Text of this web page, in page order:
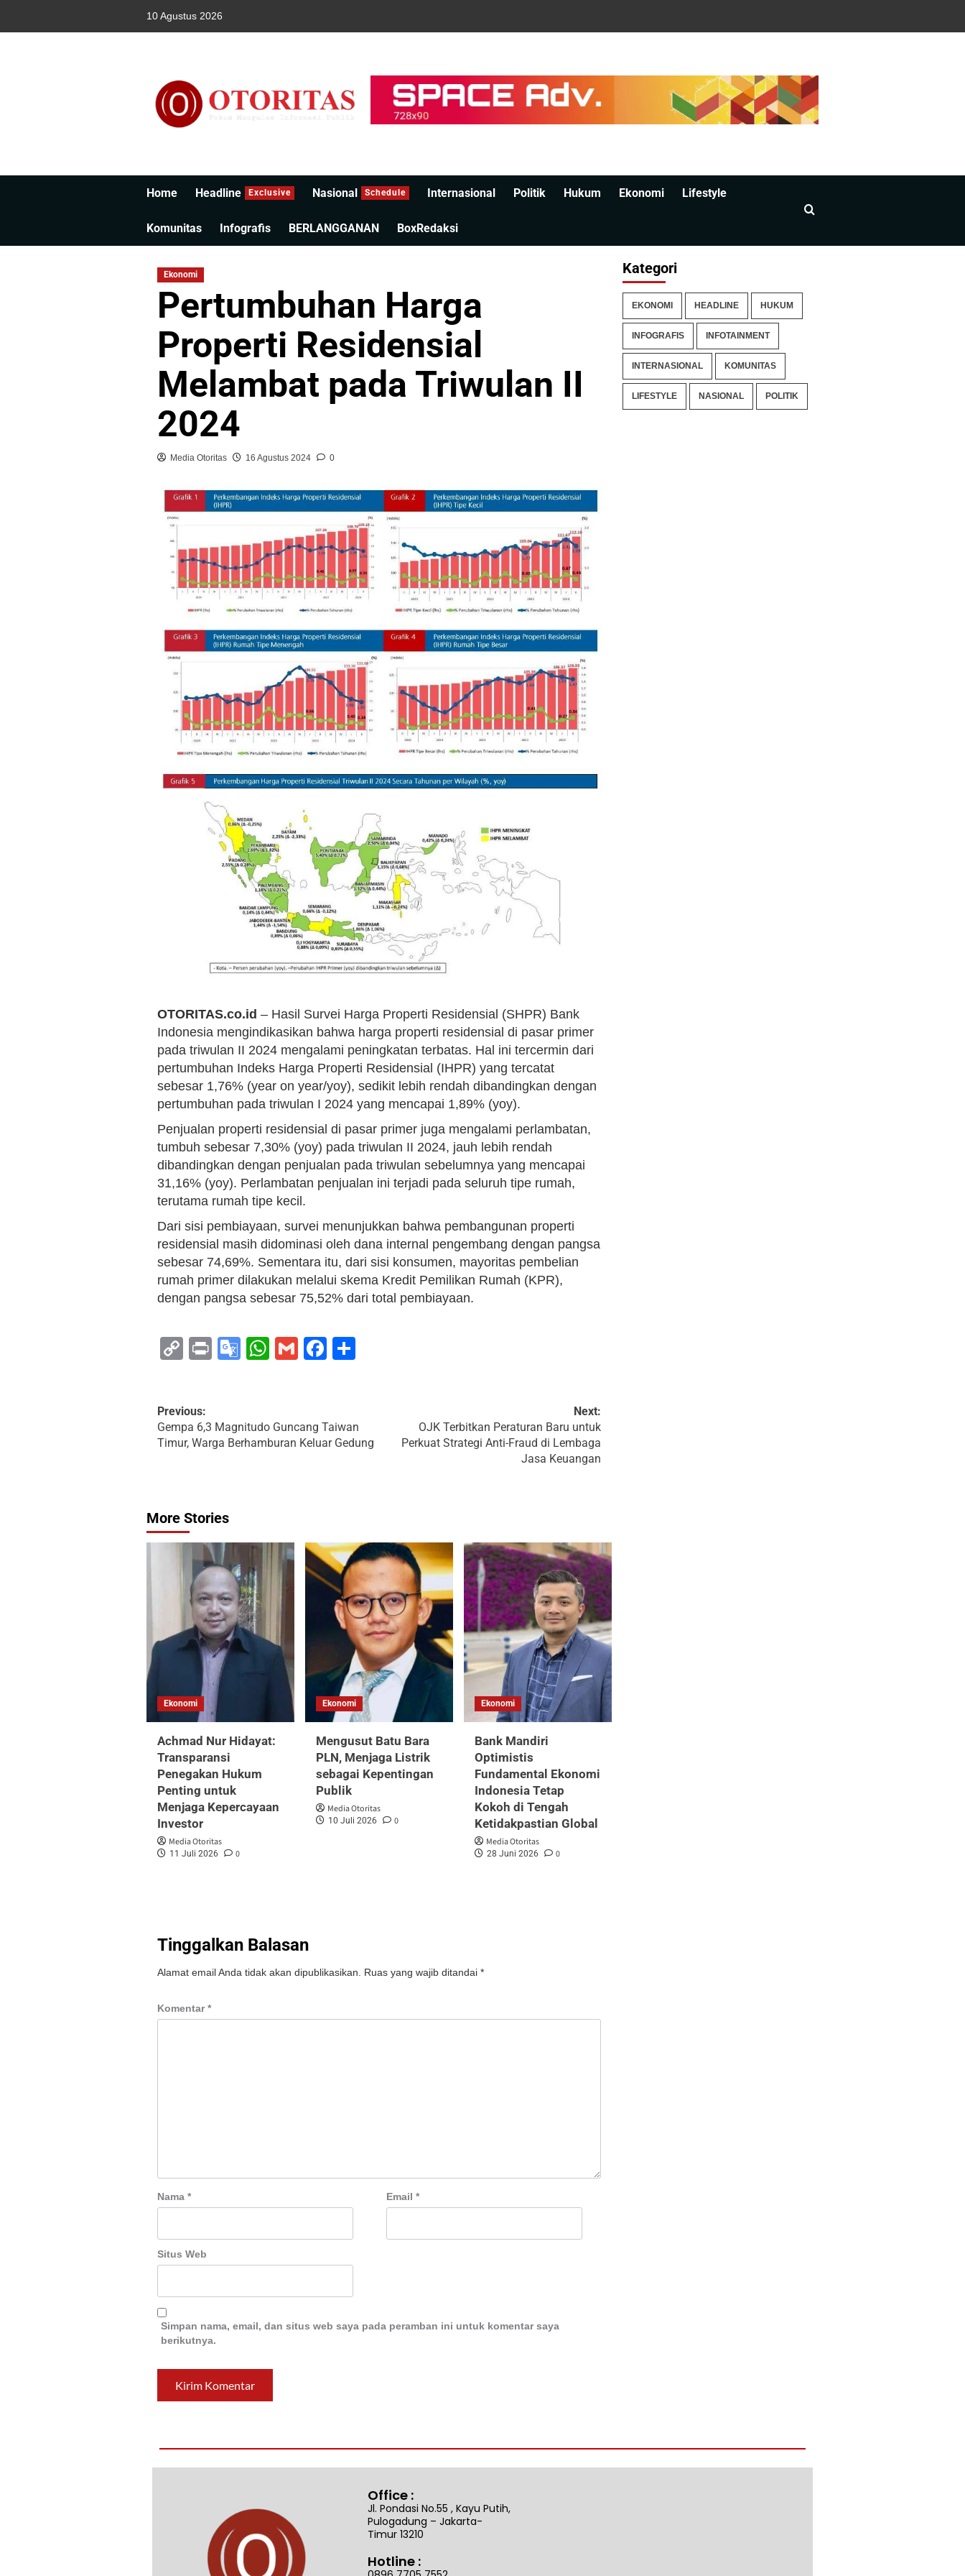
10 Agustus 2026
Home Headline Exclusive Nasional Schedule Internasional Politik Hukum Ekonomi Lifestyle
Komunitas Infografis BERLANGGANAN BoxRedaksi
Ekonomi
Pertumbuhan Harga
Properti Residensial
Melambat pada Triwulan II
2024
Media Otoritas 16 Agustus 2024 0
OTORITAS.co.id – Hasil Survei Harga Properti Residensial (SHPR) Bank
Indonesia mengindikasikan bahwa harga properti residensial di pasar primer
pada triwulan II 2024 mengalami peningkatan terbatas. Hal ini tercermin dari
pertumbuhan Indeks Harga Properti Residensial (IHPR) yang tercatat
sebesar 1,76% (year on year/yoy), sedikit lebih rendah dibandingkan dengan
pertumbuhan pada triwulan I 2024 yang mencapai 1,89% (yoy).
Penjualan properti residensial di pasar primer juga mengalami perlambatan,
tumbuh sebesar 7,30% (yoy) pada triwulan II 2024, jauh lebih rendah
dibandingkan dengan penjualan pada triwulan sebelumnya yang mencapai
31,16% (yoy). Perlambatan penjualan ini terjadi pada seluruh tipe rumah,
terutama rumah tipe kecil.
Dari sisi pembiayaan, survei menunjukkan bahwa pembangunan properti
residensial masih didominasi oleh dana internal pengembang dengan pangsa
sebesar 74,69%. Sementara itu, dari sisi konsumen, mayoritas pembelian
rumah primer dilakukan melalui skema Kredit Pemilikan Rumah (KPR),
dengan pangsa sebesar 75,52% dari total pembiayaan.
CopyPrintGoogle
WhatsApp
GmailFacebook
Previous:
Gempa 6,3 Magnitudo Guncang Taiwan
Timur, Warga Berhamburan Keluar Gedung
Next:
OJK Terbitkan Peraturan Baru untuk
Perkuat Strategi Anti-Fraud di Lembaga
Jasa Keuangan
More Stories
Ekonomi
Achmad Nur Hidayat:
Transparansi
Penegakan Hukum
Penting untuk
Menjaga Kepercayaan
Investor
Media Otoritas
11 Juli 2026 0
Ekonomi
Mengusut Batu Bara
PLN, Menjaga Listrik
sebagai Kepentingan
Publik
Media Otoritas
10 Juli 2026 0
Ekonomi
Bank Mandiri
Optimistis
Fundamental Ekonomi
Indonesia Tetap
Kokoh di Tengah
Ketidakpastian Global
Media Otoritas
28 Juni 2026 0
Tinggalkan Balasan
Alamat email Anda tidak akan dipublikasikan. Ruas yang wajib ditandai*
Komentar*
Nama* Email *
Situs Web
Simpan nama, email, dan situs web saya pada peramban ini untuk komentar saya
berikutnya.
Kategori
EKONOMI HEADLINE HUKUM
INFOGRAFIS INFOTAINMENT
INTERNASIONAL KOMUNITAS
LIFESTYLE NASIONAL POLITIK
Office :
Jl. Pondasi No.55 , Kayu Putih,
Pulogadung – Jakarta-
Timur 13210
Hotline :